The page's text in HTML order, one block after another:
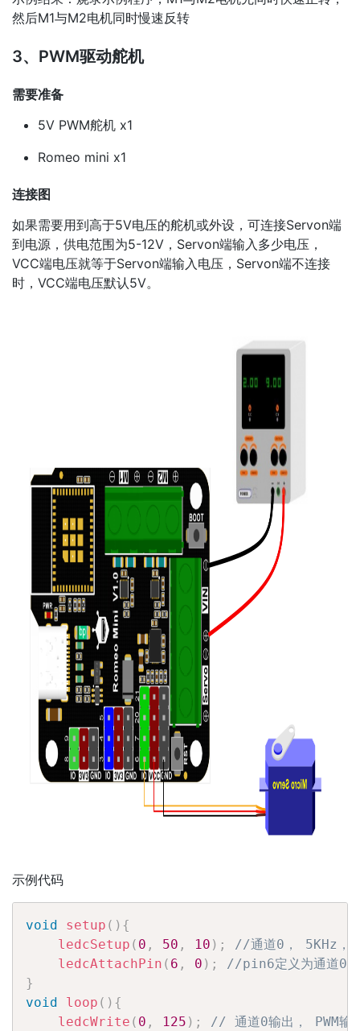
然后M1与M2电机同时慢速反转
3、PWM驱动舵机
需要准备
5V PWM舵机 x1
Romeo mini x1
连接图
如果需要用到高于5V电压的舵机或外设，可连接Servon端
到电源，供电范围为5-12V，Servon端输入多少电压，
VCC端电压就等于Servon端输入电压，Servon端不连接
时，VCC端电压默认5V。
示例代码
void setup ( ) {
ledcSetup ( 0 , 50 , 10 ) ;
//通道0， 5KHz，
ledcAttachPin ( 6 , 0 ) ;
//pin6定义为通道0的
}
void
loop ( ) {
ledcWrite ( 0 , 125 ) ;
// 通道0输出， PWM输